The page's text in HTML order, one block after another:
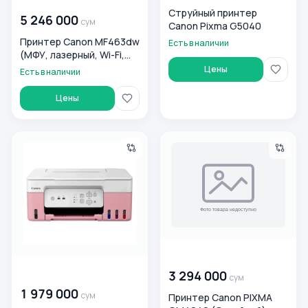
5 246 000 сум
Принтер Canon MF463dw
(МФУ, лазерный, Wi-Fi,
A4)
Есть в наличии
Цены
Струйный принтер
Canon Pixma G5040
Есть в наличии
Цены
1 979 000 сум
3 294 000 сум
Принтер Canon PIXMA